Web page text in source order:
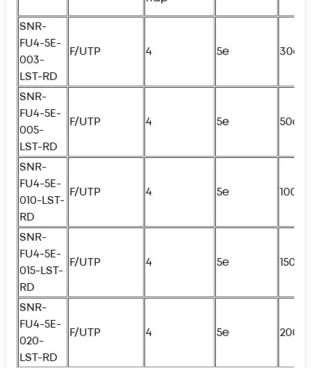
SNR-
FU4-5E-
003-
LST-RD
F/UTP 4 5e 30см
SNR-
FU4-5E-
005-
LST-RD
F/UTP 4 5e 50см
SNR-
FU4-5E-
010-LST-
RD
F/UTP 4 5e
SNR-
FU4-5E-
015-LST-
RD
F/UTP 4 5e 150см
SNR-
FU4-5E-
020-
LST-RD
F/UTP 4 5e